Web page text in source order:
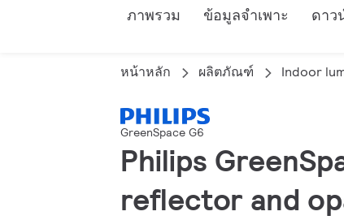
ภาพรวม ข้อมูลจำเพาะ ดาว
หน้าหลัก ผลิตภัณฑ์ Indoor
GreenSpace G6
Philips
reflector and